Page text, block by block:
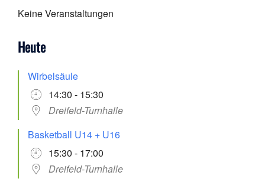
Keine Veranstaltungen
Heute
Wirbelsäule
14:30 - 15:30
Dreifeld-Turnhalle
Basketball U14 + U16
15:30 - 17:00
Dreifeld-Turnhalle